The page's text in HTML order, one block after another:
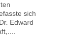
sich
Edward